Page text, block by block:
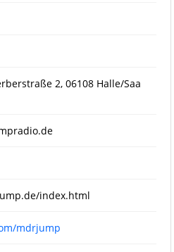
2, 06108 Halle/Saa
index.html
mdrjump